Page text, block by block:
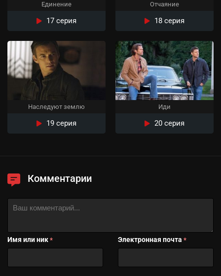
Единение
17 серия
Отчаяние
18 серия
Наследуют землю
19 серия
Иди
20 серия
Комментарии
Имя или ник * Электронная почта *